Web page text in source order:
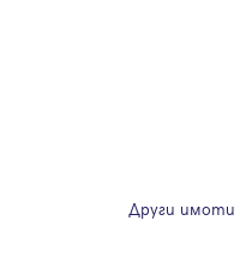
Други имоти